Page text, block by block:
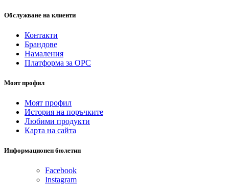
Обслужване на клиенти
Контакти
Брандове
Намаления
Платформа за ОРС
Моят профил
Моят профил
История на поръчките
Любими продукти
Карта на сайта
Информационен бюлетин
Facebook
Instagram